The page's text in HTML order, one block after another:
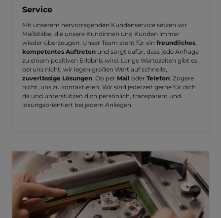
Service
Mit unserem hervorragenden Kundenservice setzen wir
Maßstäbe, die unsere Kundinnen und Kunden immer
wieder überzeugen. Unser Team steht für ein freundliches
kompetentes Auftreten und sorgt dafür, dass jede Anfrage
zu einem positiven Erlebnis wird. Lange Wartezeiten gibt es
bei uns nicht, wir legen großen Wert auf schnelle,
zuverlässige Lösungen . Ob per Mail oder Telefon: Zögere
nicht, uns zu kontaktieren. Wir sind jederzeit gerne für dich
da und unterstützen dich persönlich, transparent und
lösungsorientiert bei jedem Anliegen.